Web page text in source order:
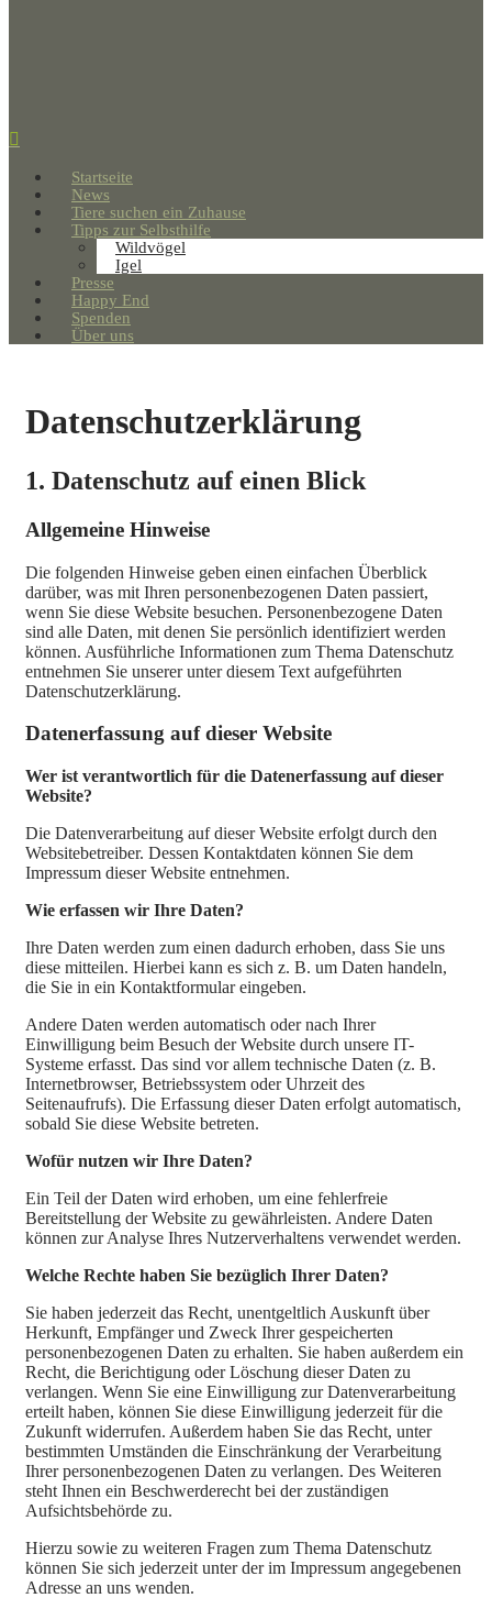
Startseite
News
Tiere suchen ein Zuhause
Tipps zur Selbsthilfe
Wildvögel
Igel
Presse
Happy End
Spenden
Über uns
Datenschutzerklärung
1. Datenschutz auf einen Blick
Allgemeine Hinweise
Die folgenden Hinweise geben einen einfachen Überblick
darüber, was mit Ihren personenbezogenen Daten passiert,
wenn Sie diese Website besuchen. Personenbezogene Daten
sind alle Daten, mit denen Sie persönlich identifiziert werden
können. Ausführliche Informationen zum Thema Datenschutz
entnehmen Sie unserer unter diesem Text aufgeführten
Datenschutzerklärung.
Datenerfassung auf dieser Website
Wer ist verantwortlich für die Datenerfassung auf dieser
Website?
Die Datenverarbeitung auf dieser Website erfolgt durch den
Websitebetreiber. Dessen Kontaktdaten können Sie dem
Impressum dieser Website entnehmen.
Wie erfassen wir Ihre Daten?
Ihre Daten werden zum einen dadurch erhoben, dass Sie uns
diese mitteilen. Hierbei kann es sich z. B. um Daten handeln,
die Sie in ein Kontaktformular eingeben.
Andere Daten werden automatisch oder nach Ihrer
Einwilligung beim Besuch der Website durch unsere IT-
Systeme erfasst. Das sind vor allem technische Daten (z. B.
Internetbrowser, Betriebssystem oder Uhrzeit des
Seitenaufrufs). Die Erfassung dieser Daten erfolgt automatisch,
sobald Sie diese Website betreten.
Wofür nutzen wir Ihre Daten?
Ein Teil der Daten wird erhoben, um eine fehlerfreie
Bereitstellung der Website zu gewährleisten. Andere Daten
können zur Analyse Ihres Nutzerverhaltens verwendet werden.
Welche Rechte haben Sie bezüglich Ihrer Daten?
Sie haben jederzeit das Recht, unentgeltlich Auskunft über
Herkunft, Empfänger und Zweck Ihrer gespeicherten
personenbezogenen Daten zu erhalten. Sie haben außerdem ein
Recht, die Berichtigung oder Löschung dieser Daten zu
verlangen. Wenn Sie eine Einwilligung zur Datenverarbeitung
erteilt haben, können Sie diese Einwilligung jederzeit für die
Zukunft widerrufen. Außerdem haben Sie das Recht, unter
bestimmten Umständen die Einschränkung der Verarbeitung
Ihrer personenbezogenen Daten zu verlangen. Des Weiteren
steht Ihnen ein Beschwerderecht bei der zuständigen
Aufsichtsbehörde zu.
Hierzu sowie zu weiteren Fragen zum Thema Datenschutz
können Sie sich jederzeit unter der im Impressum angegebenen
Adresse an uns wenden.